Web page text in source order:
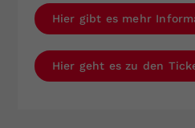
Hier gibt es mehr
Hier geht es zu den